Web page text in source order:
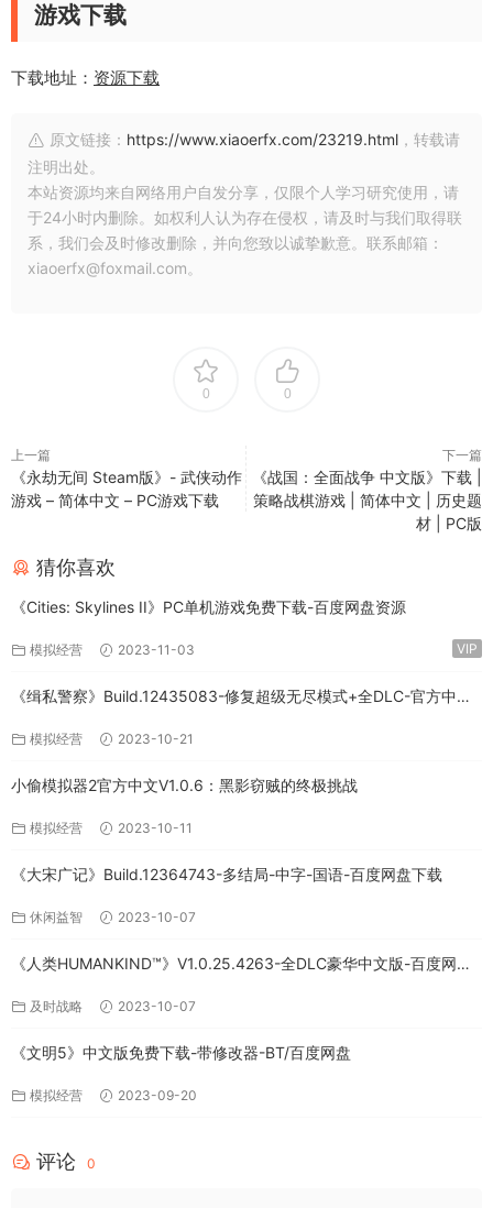
游戏下载
下载地址： 资源下载
原文链接： https://www.xiaoerfx.com/23219.html ，转载请
注明出处。
本站资源均来自网络用户自发分享，仅限个人学习研究使用，请
于24小时内删除。如权利人认为存在侵权，请及时与我们取得联
系，我们会及时修改删除，并向您致以诚挚歉意。联系邮箱：
xiaoerfx@foxmail.com。
0 0
上一篇
《永劫无间 Steam版》- 武侠动作
游戏 – 简体中文 – PC游戏下载
下一篇
《战国：全面战争 中文版》下载 |
策略战棋游戏 | 简体中文 | 历史题
材 | PC版
猜你喜欢
《Cities: Skylines II》PC单机游戏免费下载-百度网盘资源
模拟经营 2023-11-03 VIP
《缉私警察》Build.12435083-修复超级无尽模式+全DLC-官方中文-
模拟经营 2023-10-21
小偷模拟器2官方中文V1.0.6：黑影窃贼的终极挑战
模拟经营 2023-10-11
《大宋广记》Build.12364743-多结局-中字-国语-百度网盘下载
休闲益智 2023-10-07
《人类HUMANKIND™》V1.0.25.4263-全DLC豪华中文版-百度网盘
及时战略 2023-10-07
《文明5》中文版免费下载-带修改器-BT/百度网盘
模拟经营 2023-09-20
评论 0